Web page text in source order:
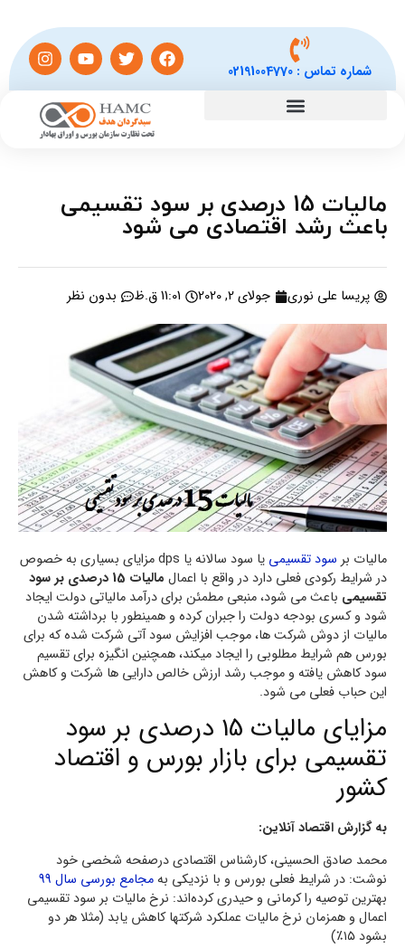
شماره تماس :02191004770
مالیات 15 درصدی بر سود تقسیمی
باعث رشد اقتصادی می شود
پریسا علی نوری جولای 2, 2020 11:01 ق.ظ بدون نظر
مالیات بر سود تقسیمی
یا سود سالانه یا dps مزایای بسیاری به خصوص
در شرایط رکودی فعلی دارد در واقع با اعمال
مالیات 15 درصدی بر سود
تقسیمی باعث می شود، منبعی مطمئن برای درآمد مالیاتی دولت ایجاد
شود و کسری بودجه دولت را جبران کرده و همینطور با برداشته شدن
مالیات از دوش شرکت ها، موجب افزایش سود آتی شرکت شده که برای
بورس هم شرایط مطلوبی را ایجاد میکند، همچنین انگیزه برای تقسیم
سود کاهش یافته و موجب رشد ارزش خالص دارایی ها شرکت و کاهش
این حباب فعلی می شود.
مزایای مالیات 15 درصدی بر سود
تقسیمی برای بازار بورس و اقتصاد
کشور
به گزارش اقتصاد آنلاین:
محمد صادق الحسینی، کارشناس اقتصادی درصفحه شخصی خود
نوشت: ‌در شرایط فعلی ‎بورس و با نزدیکی به
مجامع بورسی سال 99
بهترین توصیه را کرمانی و حیدری کرده‌اند: نرخ مالیات بر سود تقسیمی
اعمال و همزمان نرخ مالیات عملکرد شرکتها کاهش یابد (مثلا هر دو
بشود ۱۵٪)